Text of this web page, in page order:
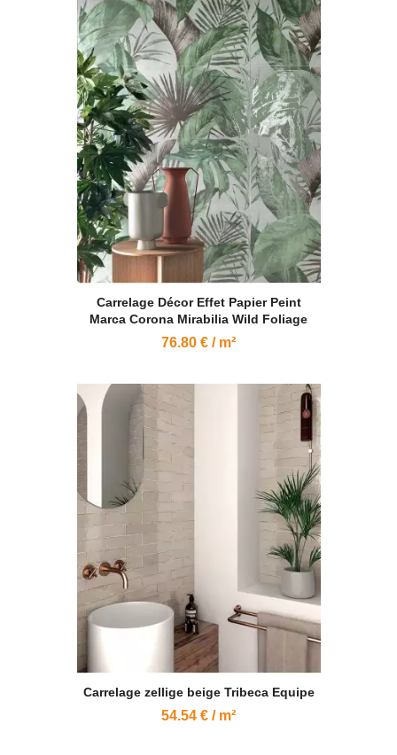
Carrelage Décor Effet Papier Peint
Marca Corona Mirabilia Wild Foliage
76.80 € / m²
Carrelage zellige beige Tribeca Equipe
54.54 € / m²